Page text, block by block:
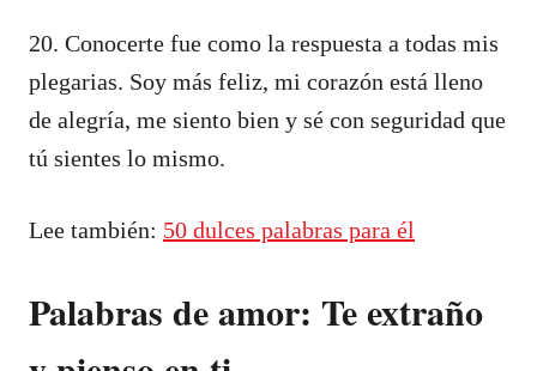
20. Conocerte fue como la respuesta a todas mis
plegarias. Soy más feliz, mi corazón está lleno
de alegría, me siento bien y sé con seguridad que
tú sientes lo mismo.
Lee también: 50 dulces palabras para él
Palabras de amor: Te extraño